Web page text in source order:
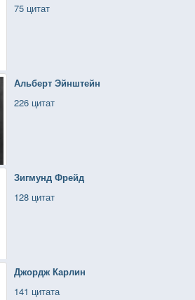
75 цитат
Альберт Эйнштейн
226 цитат
Зигмунд Фрейд
128 цитат
Джордж Карлин
141 цитата